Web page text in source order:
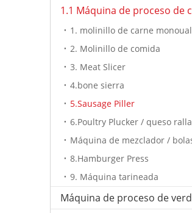
1. molinillo de carne monoual
2. Molinillo de comida
3. Meat Slicer
4.bone sierra
5.Sausage Piller
8.Hamburger Press
9. Máquina tarineada